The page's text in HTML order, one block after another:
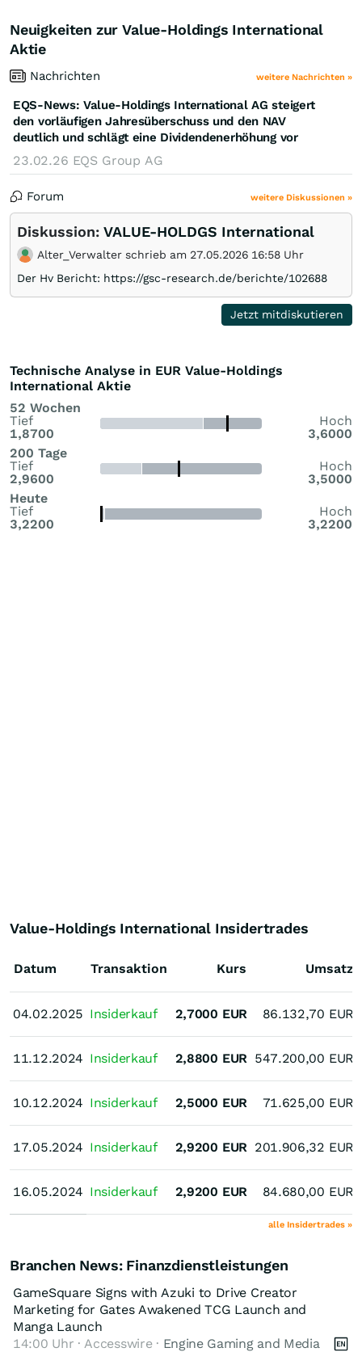
Neuigkeiten zur Value-Holdings International
Aktie
Nachrichten weitere Nachrichten »
EQS-News: Value-Holdings International AG steigert
den vorläufigen Jahresüberschuss und den NAV
deutlich und schlägt eine Dividendenerhöhung vor
23.02.26 EQS Group AG
Forum weitere Diskussionen »
Diskussion: VALUE-HOLDGS International
Alter_Verwalter schrieb am 27.05.2026 16:58 Uhr
Der Hv Bericht: https://gsc-research.de/berichte/102688
Jetzt mitdiskutieren
Technische Analyse in EUR Value-Holdings
International Aktie
52 Wochen
Tief
1,8700
Hoch
3,6000
200 Tage
Tief
2,9600
Hoch
3,5000
Heute
Tief
3,2200
Hoch
3,2200
Value-Holdings International Insidertrades
Datum
04.02.2025
11.12.2024
10.12.2024
17.05.2024
16.05.2024
Transaktion Kurs Umsatz
04.02.2025 Insiderkauf 2,7000 EUR 86.132,70 EUR
11.12.2024 Insiderkauf 2,8800 EUR 547.200,00 EUR
10.12.2024 Insiderkauf 2,5000 EUR 71.625,00 EUR
17.05.2024 Insiderkauf 2,9200 EUR 201.906,32 EUR
16.05.2024 Insiderkauf 2,9200 EUR 84.680,00 EUR
alle Insidertrades »
Branchen News: Finanzdienstleistungen
GameSquare Signs with Azuki to Drive Creator
Marketing for Gates Awakened TCG Launch and
Manga Launch
14:00 Uhr · Accesswire · Engine Gaming and Media